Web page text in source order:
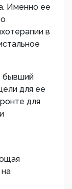
Именно ее
в
бывший
для ее
для